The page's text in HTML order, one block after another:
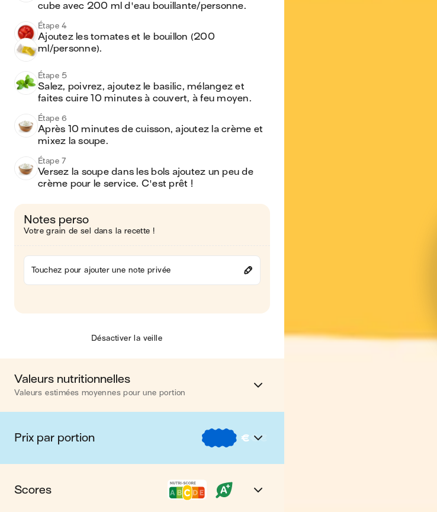
cube avec 200 ml d'eau bouillante/personne.
Étape 4
Ajoutez les tomates et le bouillon (200
ml/personne).
Étape 5
Salez, poivrez, ajoutez le basilic, mélangez et
faites cuire 10 minutes à couvert, à feu moyen.
Étape 6
Après 10 minutes de cuisson, ajoutez la crème et
mixez la soupe.
Étape 7
Versez la soupe dans les bols ajoutez un peu de
crème pour le service. C'est prêt !
Notes perso
Votre grain de sel dans la recette !
Touchez pour ajouter une note privée
Désactiver la veille
Valeurs nutritionnelles
Valeurs estimées moyennes pour une portion
Calories 146 kcal
Matières grasses
Prix par portion € €€
€ Nos recettes à -2 € par portion
Nos recettes entre 2 € et 4 € par portion
Scores